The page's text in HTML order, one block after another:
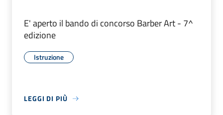
E' aperto il bando di concorso Barber Art - 7^
edizione
Istruzione
LEGGI DI PIÙ